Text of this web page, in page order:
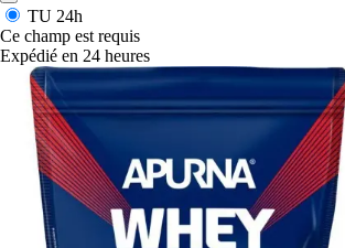
TU 24h
Ce champ est requis
Expédié en 24 heures